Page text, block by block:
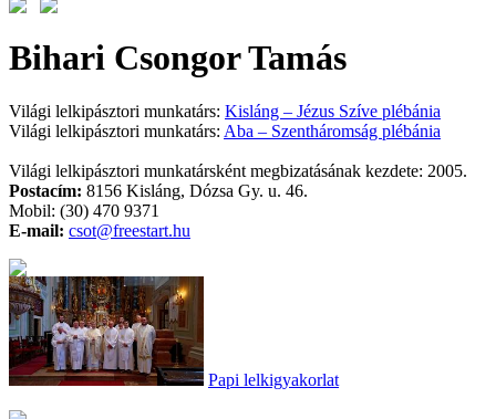
Bihari Csongor Tamás
Világi lelkipásztori munkatárs: Kisláng – Jézus Szíve plébánia
Világi lelkipásztori munkatárs: Aba – Szentháromság plébánia
Világi lelkipásztori munkatársként megbizatásának kezdete: 2005.
Postacím: 8156 Kisláng, Dózsa Gy. u. 46.
Mobil: (30) 470 9371
E-mail: csot@freestart.hu
Papi lelkigyakorlat